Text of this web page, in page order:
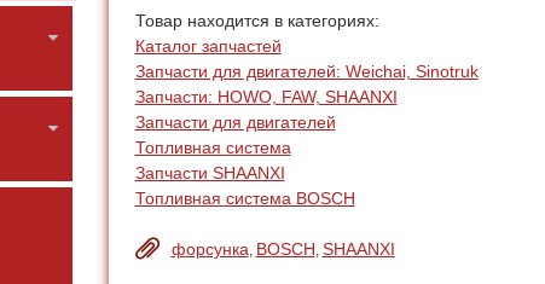
Товар находится в категориях:
Каталог запчастей
Запчасти для двигателей: Weichai, Sinotruk
Запчасти: HOWO, FAW, SHAANXI
Запчасти для двигателей
Топливная система
Запчасти SHAANXI
Топливная система BOSCH
форсунка, BOSCH, SHAANXI